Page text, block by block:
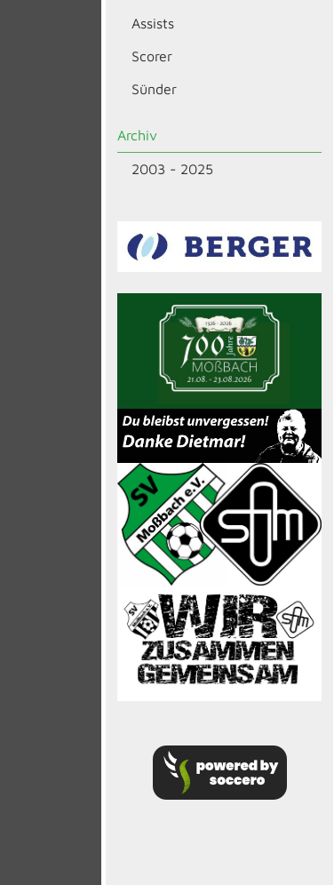
Assists
Scorer
Sünder
Archiv
2003 - 2025